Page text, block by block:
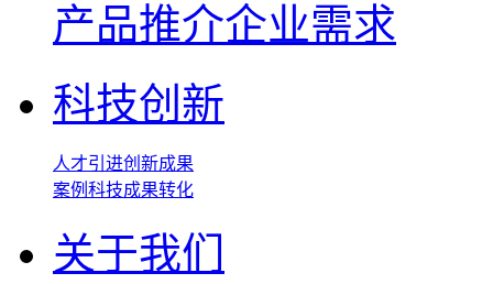
产品推介企业需求
科技创新
人才引进创新成果
案例 科技成果转化
关于我们